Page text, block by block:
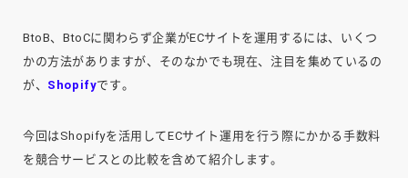
BtoB、BtoCに関わらず企業がECサイトを運用するには、いくつ
かの方法がありますが、そのなかでも現在、注目を集めているの
が、 Shopifyです。
今回はShopifyを活用してECサイト運用を行う際にかかる手数料
を競合サービスとの比較を含めて紹介します。